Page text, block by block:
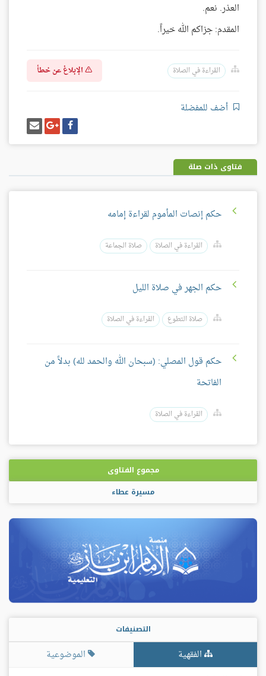
العذر. نعم.
المقدم: جزاكم الله خيراً.
القراءة في الصلاة الإبلاغ عن خطأ
أضف للمفضلة
شارك
على
فيسبوك
شارك
على
غوغل
بلس
إرسل
إيميل
فتاوى ذات صلة
حكم إنصات المأموم لقراءة إمامه
القراءة في الصلاة صلاة الجماعة
حكم الجهر في صلاة الليل
صلاة التطوع القراءة في الصلاة
حكم قول المصلي: (سبحان الله والحمد لله) بدلاً من
الفاتحة
القراءة في الصلاة
مجموع الفتاوى
مسيرة عطاء
التصنيفات
الفقهية
الموضوعية